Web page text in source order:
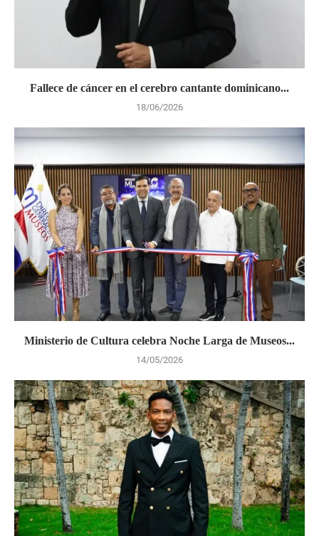
Fallece de cáncer en el cerebro cantante dominicano...
18/06/2026
Ministerio de Cultura celebra Noche Larga de Museos...
14/05/2026